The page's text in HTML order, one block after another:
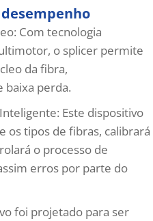
Com tecnologia
o splicer permite
da fibra,
baixa perda.
Este dispositivo
os tipos de fibras, calibrará
o processo de
erros por parte do
foi projetado para ser